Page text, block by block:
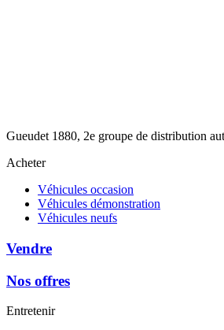
Gueudet 1880, 2e groupe de distribution
Acheter
Véhicules occasion
Véhicules démonstration
Véhicules neufs
Vendre
Nos offres
Entretenir